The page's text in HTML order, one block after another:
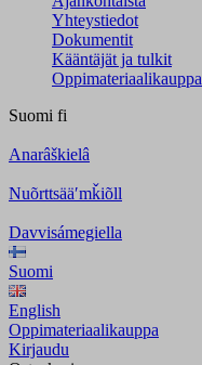
Yhteystiedot
Dokumentit
Kääntäjät ja tulkit
Oppimateriaalikauppa
Suomi fi
Anarâškielâ
Nuõrttsääʹmǩiõll
Davvisámegiella
Suomi
English
Oppimateriaalikauppa
Kirjaudu